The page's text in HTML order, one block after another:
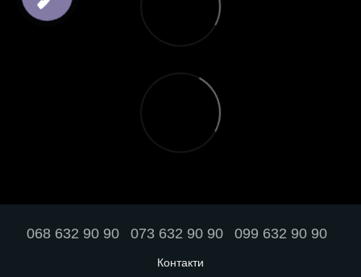
068 632 90 90 073 632 90 90 099 632 90 90
Контакти